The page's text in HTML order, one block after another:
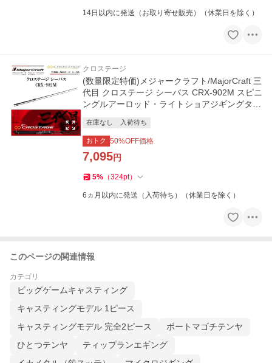
14日以内に発送（お取り寄せ販売）（休業日を除く）
クロステージ
(数量限定特価)メジャークラフト/MajorCraft 三
代目 クロステージ シーバス CRX-902M スピニ
ングルアーロッド・ライトショアジギングタチ
在庫なし 入荷待ち
おトク 50%OFF価格
7,095円
5% （324pt）
6ヵ月以内に発送（入荷待ち）（休業日を除く）
このページの関連情報
カテゴリ
ビッグゲームキャスティング
キャスティングモデル 1ピース
キャスティングモデル 完全2ピース
ボートマゴチテンヤ
ひとつテンヤ
ティップランエギング